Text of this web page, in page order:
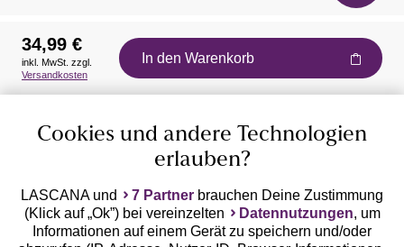
Auszeichnungen
Geprüfte Sicherheit
34,99 €
inkl. MwSt. zzgl.
Versandkosten
In den Warenkorb
Cookies und andere Technologien
erlauben?
LASCANA und 7 Partner brauchen Deine Zustimmung
(Klick auf „Ok”) bei vereinzelten
Datennutzungen, um
Informationen auf einem Gerät zu speichern und/oder